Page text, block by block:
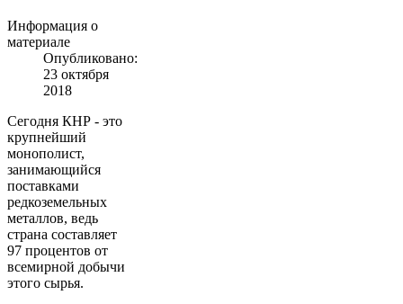
Информация о
материале
Опубликовано:
23 октября
2018
Сегодня КНР - это
крупнейший
монополист,
занимающийся
поставками
редкоземельных
металлов, ведь
страна составляет
97 процентов от
всемирной добычи
этого сырья.